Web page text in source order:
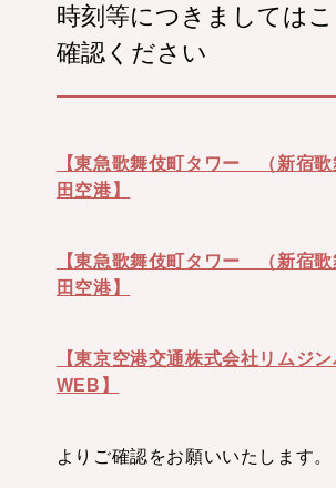
時刻等につきましては
確認ください
【東急歌舞伎町タワー （新宿歌
田空港】
【東急歌舞伎町タワー （新宿
田空港】
【東京空港交通株式会社リムジ
WEB】
よりご確認をお願いいたします。